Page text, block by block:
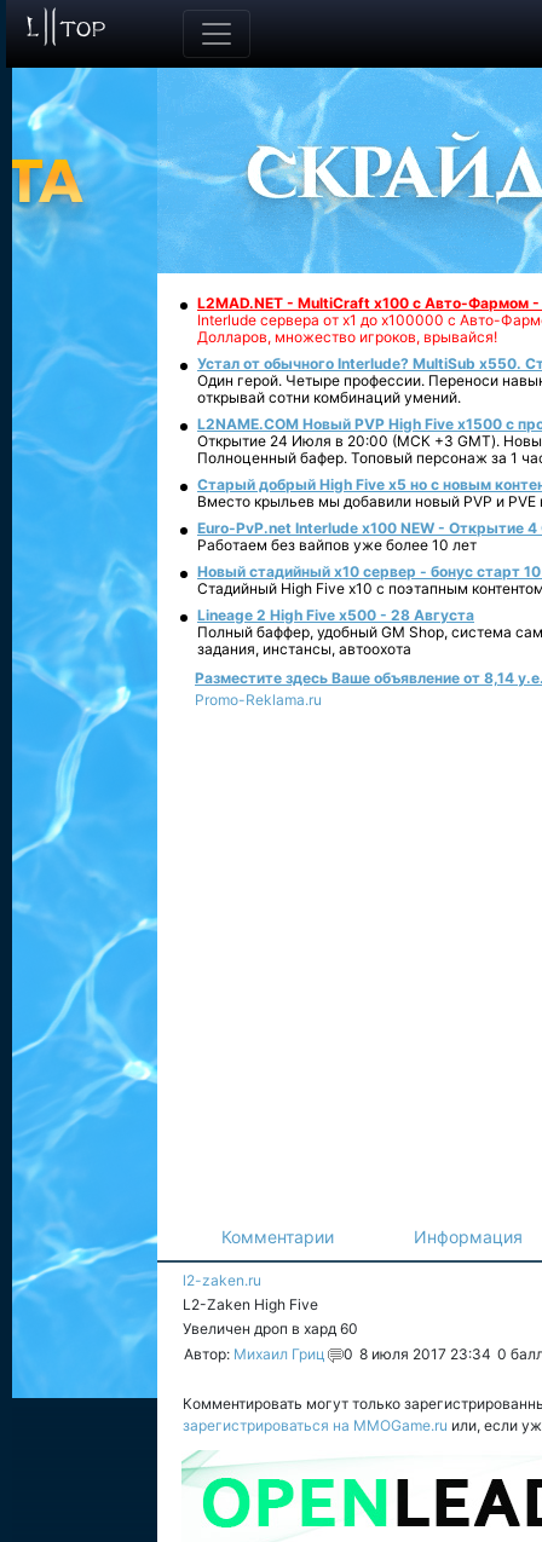
L2MAD.NET - MultiCraft x100 с Авто-Фармом
Interlude сервера от х1 до х100000 с Авто-
Долларов, множество игроков, врывайся!
Устал от обычного Interlude? MultiSub x550.
Один герой. Четыре профессии. Переноси
открывай сотни комбинаций умений.
L2NAME.COM Новый PVP High Five x1500 с
Открытие 24 Июля в 20:00 (МСК +3 GMT).
Полноценный бафер. Топовый персонаж за 1
Старый добрый High Five x5 но с новым
Вместо крыльев мы добавили новый PVP и PVE
Euro-PvP.net Interlude х100 NEW - Открытие 4
Работаем без вайпов уже более 10 лет
Новый стадийный х10 сервер - бонус старт
Стадийный High Five x10 с поэтапным
Lineage 2 High Five x500 - 28 Августа
Полный баффер, удобный GM Shop, система
задания, инстансы, автоохота
Разместите здесь Ваше объявление от 8,14
Promo-Reklama.ru
Комментарии Информация
l2-zaken.ru
L2-Zaken High Five
Увеличен дроп в хард 60
Автор: Михаил Гриц 0 8 июля 2017 23:34 0
Комментировать могут только
зарегистрироваться на MMOGame.ru или, если